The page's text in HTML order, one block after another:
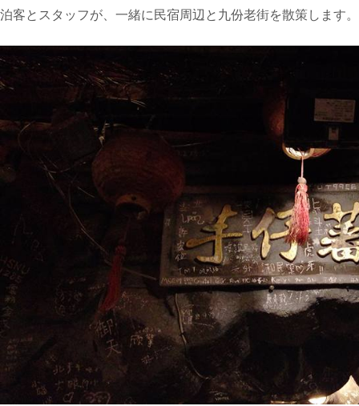
泊客とスタッフが、一緒に民宿周辺と九份老街を散策します。